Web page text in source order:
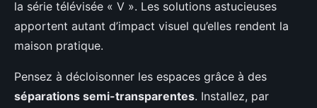
la série télévisée « V ». Les solutions astucieuses
apportent autant d’impact visuel qu’elles rendent la
maison pratique.
Pensez à décloisonner les espaces grâce à des
séparations semi-transparentes. Installez, par